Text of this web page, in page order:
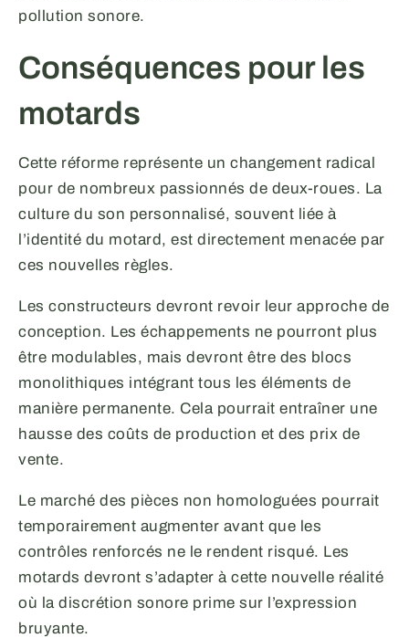
pollution sonore.
Conséquences pour les
motards
Cette réforme représente un changement radical
pour de nombreux passionnés de deux-roues. La
culture du son personnalisé, souvent liée à
l’identité du motard, est directement menacée par
ces nouvelles règles.
Les constructeurs devront revoir leur approche de
conception. Les échappements ne pourront plus
être modulables, mais devront être des blocs
monolithiques intégrant tous les éléments de
manière permanente. Cela pourrait entraîner une
hausse des coûts de production et des prix de
vente.
Le marché des pièces non homologuées pourrait
temporairement augmenter avant que les
contrôles renforcés ne le rendent risqué. Les
motards devront s’adapter à cette nouvelle réalité
où la discrétion sonore prime sur l’expression
bruyante.